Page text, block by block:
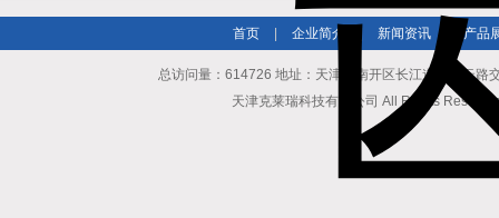
首页 企业简介 | 新闻资讯 产品
总访问量：614726 地址：天津市南开区长江道与密云
天津克莱瑞科技有限公司 All Rights